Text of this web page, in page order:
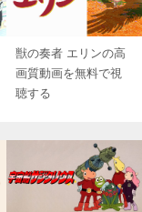
獣の奏者 エリンの高
画質動画を無料で視
聴する